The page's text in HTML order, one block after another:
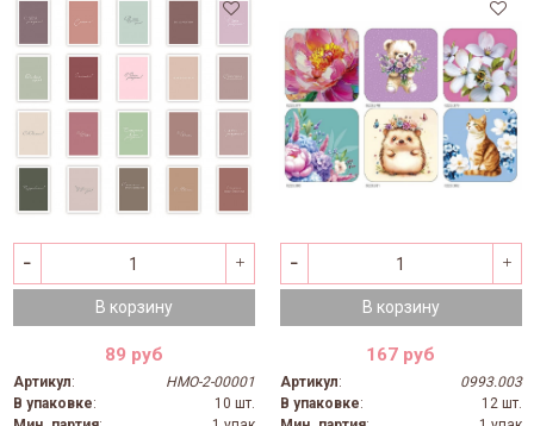
В корзину
89 руб
Артикул:
НМО-2-00001
В упаковке:
10 шт.
В корзину
167 руб
Артикул:
0993.003
В упаковке:
12 шт.